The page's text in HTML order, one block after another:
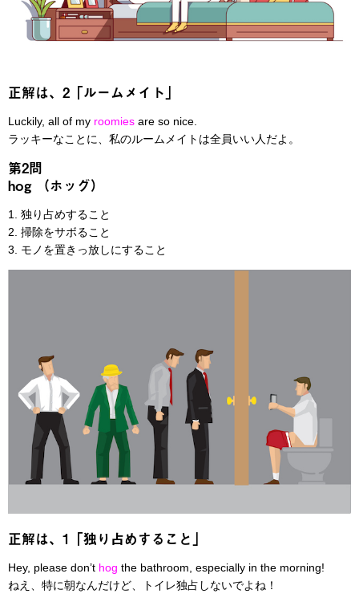
正解は、2「ルームメイト」
Luckily, all of my roomies are so nice.
ラッキーなことに、私のルームメイトは全員いい人だよ。
第2問
hog （ホッグ）
1. 独り占めすること
2. 掃除をサボること
3. モノを置きっ放しにすること
正解は、1「独り占めすること」
Hey, please don’t hog the bathroom, especially in the morning!
ねえ、特に朝なんだけど、トイレ独占しないでよね！